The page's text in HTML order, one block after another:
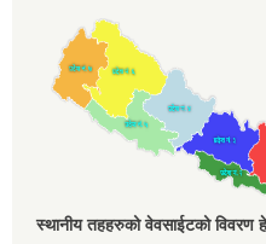
स्थानीय तहहरुको वेवसाईटको विवरण